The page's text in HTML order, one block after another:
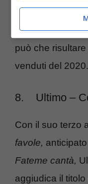
entrando nel
subito. In virtù
può che
venduti del 2020.
8. Ultimo –
Con il suo terzo
favole,
Fateme cantà,
aggiudica il